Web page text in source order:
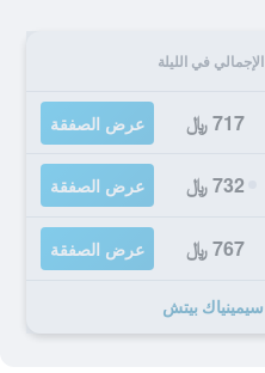
الإجمالي في الليلة
717 ﷼ عرض الصفقة
732 ﷼ عرض الصفقة
767 ﷼ عرض الصفقة